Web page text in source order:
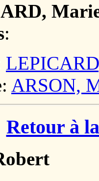
:
ARSON,
Retour à